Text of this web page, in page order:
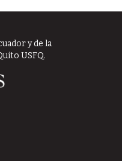
y de la
USFQ.